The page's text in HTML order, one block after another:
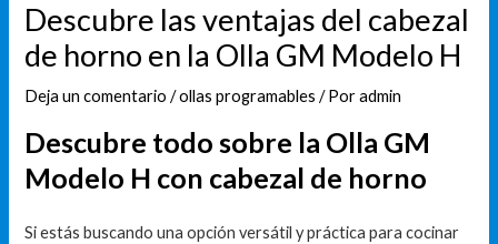
Descubre las ventajas del cabezal
de horno en la Olla GM Modelo H
Deja un comentario /ollas programables / Poradmin
Descubre todo sobre la Olla GM
Modelo H con cabezal de horno
Si estás buscando una opción versátil y práctica para cocinar